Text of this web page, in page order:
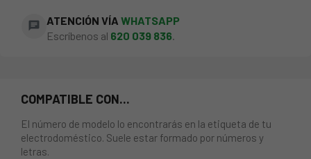
chat ATENCIÓN VÍA WHATSAPP
Escríbenos al 620 039 836.
COMPATIBLE CON...
El número de modelo lo encontrarás en la etiqueta de tu
electrodoméstico. Suele estar formado por números y
letras.